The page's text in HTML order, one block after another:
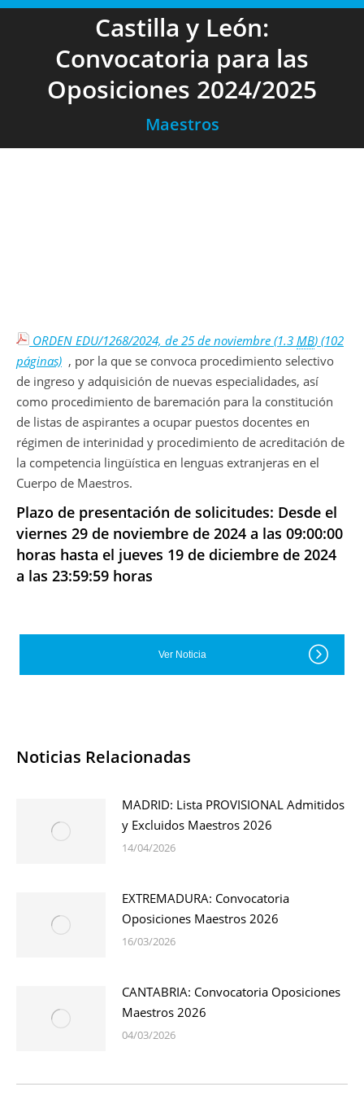
Castilla y León:
Convocatoria para las
Oposiciones 2024/2025
Maestros
ORDEN EDU/1268/2024, de 25 de noviembre (1.3 MB) (102
páginas) , por la que se convoca procedimiento selectivo
de ingreso y adquisición de nuevas especialidades, así
como procedimiento de baremación para la constitución
de listas de aspirantes a ocupar puestos docentes en
régimen de interinidad y procedimiento de acreditación de
la competencia lingüística en lenguas extranjeras en el
Cuerpo de Maestros.
Plazo de presentación de solicitudes: Desde el
viernes 29 de noviembre de 2024 a las 09:00:00
horas hasta el jueves 19 de diciembre de 2024
a las 23:59:59 horas
Ver Noticia
Noticias Relacionadas
MADRID: Lista PROVISIONAL Admitidos
y Excluidos Maestros 2026
14/04/2026
EXTREMADURA: Convocatoria
Oposiciones Maestros 2026
16/03/2026
CANTABRIA: Convocatoria Oposiciones
Maestros 2026
04/03/2026